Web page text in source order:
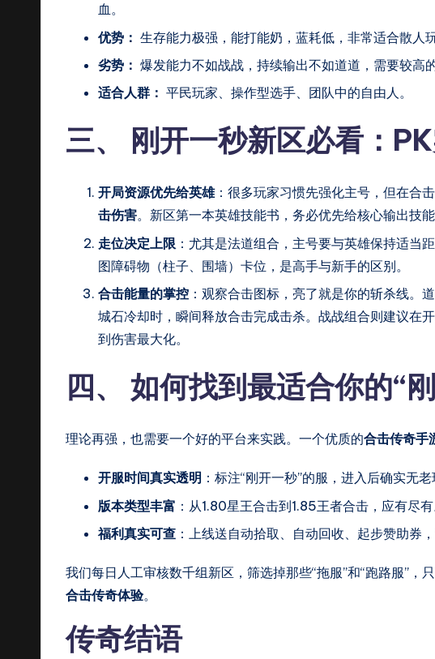
血。
优势： 生存能力极强，能打能奶，蓝耗低，非常适合散人
劣势： 爆发能力不如战战，持续输出不如道道，需要较高
适合人群： 平民玩家、操作型选手、团队中的自由人。
三、 刚开一秒新区必看：
开局资源优先给英雄：很多玩家习惯先强化主号，但在合击
击伤害。新区第一本英雄技能书，务必优先给核心输出技能
走位决定上限 ：尤其是法道组合，主号要与英雄保持适当
图障碍物（柱子、围墙）卡位，是高手与新手的区别。
合击能量的掌控 ：观察合击图标，亮了就是你的斩杀线。
城石冷却时，瞬间释放合击完成击杀。战战组合则建议在
到伤害最大化。
四、 如何找到最适合你的“
理论再强，也需要一个好的平台来实践。一个优质的合击传奇手
开服时间真实透明 ：标注“刚开一秒”的服，进入后确实无老
版本类型丰富 ：从1.80星王合击到1.85王者合击，应有尽有
福利真实可查 ：上线送自动拾取、自动回收、起步赞助券
我们每日人工审核数千组新区，筛选掉那些“拖服”和“跑路服”，
合击传奇体验。
传奇结语